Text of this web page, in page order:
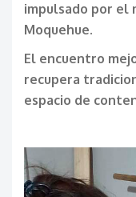
impulsado por el
Moquehue.
El encuentro
recupera
espacio de